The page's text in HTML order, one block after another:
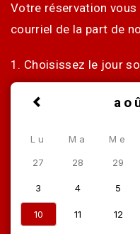
Votre réservation
courriel de la part de
1. Choisissez le jour
Lu Ma Me
27 28 29
3 4 5
10 11 12